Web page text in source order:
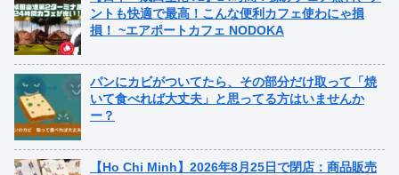
ントも快適で最高！こんな便利カフェ使わにゃ損
損！ ~エアポートカフェ NODOKA
パンにカビがついてたら、その部分だけ取って「焼
いて食べれば大丈夫」と思ってる方はいませんか
ー？
【Ho Chi Minh】2026年8月25日で閉店：商品販売